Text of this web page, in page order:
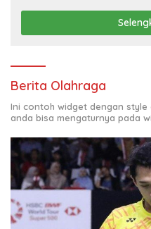
Berita Olahraga
Ini contoh widget dengan style
anda bisa mengaturnya pada